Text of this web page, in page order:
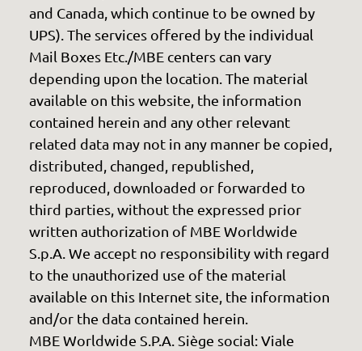
and Canada, which continue to be owned by
UPS). The services offered by the individual
Mail Boxes Etc./MBE centers can vary
depending upon the location. The material
available on this website, the information
contained herein and any other relevant
related data may not in any manner be copied,
distributed, changed, republished,
reproduced, downloaded or forwarded to
third parties, without the expressed prior
written authorization of MBE Worldwide
S.p.A. We accept no responsibility with regard
to the unauthorized use of the material
available on this Internet site, the information
and/or the data contained herein.
MBE Worldwide S.P.A. Siège social: Viale